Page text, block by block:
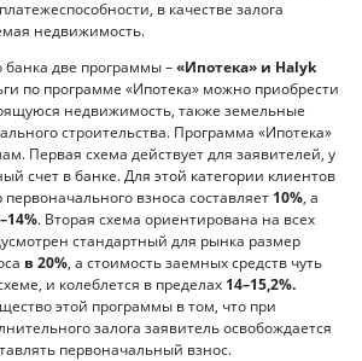
в качестве залога
недвижимость.
банка две программы –«Ипотека» и Halyk
по программе «Ипотека» можно приобрести
недвижимость, также земельные
строительства. Программа «Ипотека»
Первая схема действует для заявителей, у
счет в банке. Для этой категории клиентов
взноса составляет 10%, а
. Вторая схема ориентирована на всех
стандартный для рынка размер
в 20%, а стоимость заемных средств чуть
и колеблется в пределах 14–15,2%.
этой программы в том, что при
залога заявитель освобож­дается
первоначальный взнос.